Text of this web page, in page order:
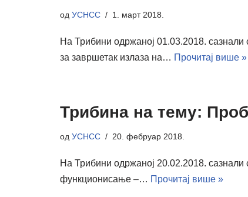
од УСНСС 1. март 2018.
На Трибини одржаној 01.03.2018.
за завршетак излаза на… Прочитај више »
Трибина на тему:
од УСНСС 20. фебруар 2018.
На Трибини одржаној 20.02.2018.
функционисање –… Прочитај више »